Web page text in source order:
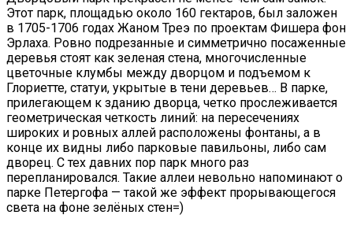
Этот парк, площадью около 160 гектаров, был заложен
в 1705-1706 годах Жаном Треэ по проектам Фишера фон
Эрлаха. Ровно подрезанные и симметрично посаженные
деревья стоят как зеленая стена, многочисленные
цветочные клумбы между дворцом и подъемом к
Глориетте, статуи, укрытые в тени деревьев… В парке,
прилегающем к зданию дворца, четко прослеживается
геометрическая четкость линий: на пересечениях
широких и ровных аллей расположены фонтаны, а в
конце их видны либо парковые павильоны, либо сам
дворец. С тех давних пор парк много раз
перепланировался. Такие аллеи невольно напоминают о
парке Петергофа — такой же эффект прорывающегося
света на фоне зелёных стен=)